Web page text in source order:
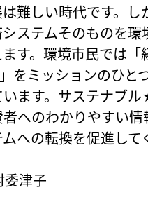
難しい時代です。し
ステムそのものを環
す。環境市民では「
をミッションのひと
ます。サステナブ
へのわかりやすい
への転換を促進して
津子